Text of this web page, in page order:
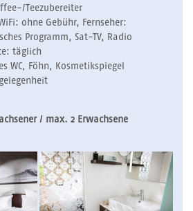
Teezubereiter
ohne Gebühr, Fernseher:
Programm, Sat-TV, Radio
täglich
WC, Föhn, Kosmetikspiegel
/ max. 2 Erwachsene